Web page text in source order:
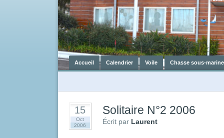
Accueil Calendrier Voile Chasse sous-marine
15
Oct
2006
Solitaire N°2 2006
Écrit par Laurent